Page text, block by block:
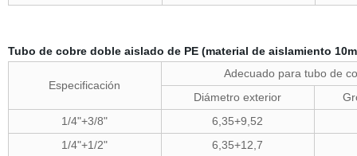
Tubo de cobre doble aislado de PE (material de aislamiento
Especificación
Adecuado para tubo de
Diámetro exterior
1/4"+3/8"
6,35+9,52
1/4"+1/2"
6,35+12,7